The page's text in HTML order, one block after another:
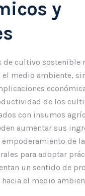
y
de cultivo sostenible
el medio ambiente,
de los
con insumos
aumentar sus
de
para adoptar
un sentido de
el medio